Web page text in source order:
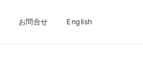
お問合せ English